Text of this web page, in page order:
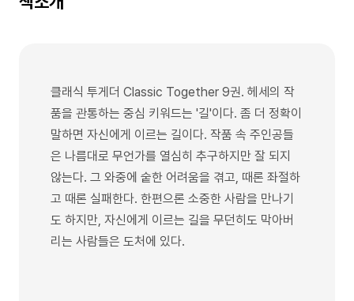
클래식 투게더 Classic Together 9권. 헤세의 작
품을 관통하는 중심 키워드는 '길'이다. 좀 더 정확이
말하면 자신에게 이르는 길이다. 작품 속 주인공들
은 나름대로 무언가를 열심히 추구하지만 잘 되지
않는다. 그 와중에 숱한 어려움을 겪고, 때론 좌절하
고 때론 실패한다. 한편으론 소중한 사람을 만나기
도 하지만, 자신에게 이르는 길을 무던히도 막아버
리는 사람들은 도처에 있다.